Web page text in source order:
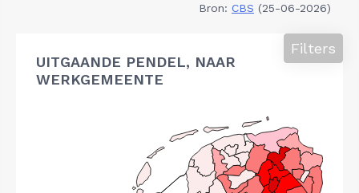
Bron: CBS (25-06-2026)
UITGAANDE PENDEL, NAAR
WERKGEMEENTE
Filters